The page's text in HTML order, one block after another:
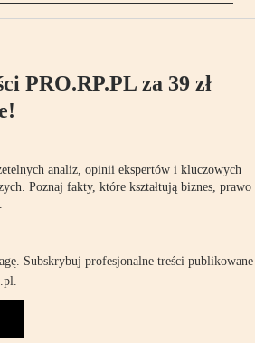
PRO.RP.PL za 39 zł
analiz, opinii ekspertów i kluczowych
Poznaj fakty, które kształtują biznes, prawo
Subskrybuj profesjonalne treści publikowane